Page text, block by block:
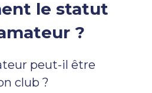
le statut
?
peut-il être
club ?